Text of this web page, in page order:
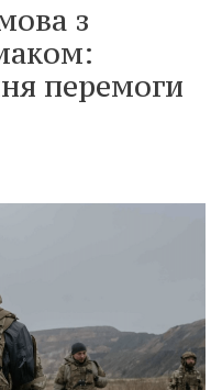
з
перемоги